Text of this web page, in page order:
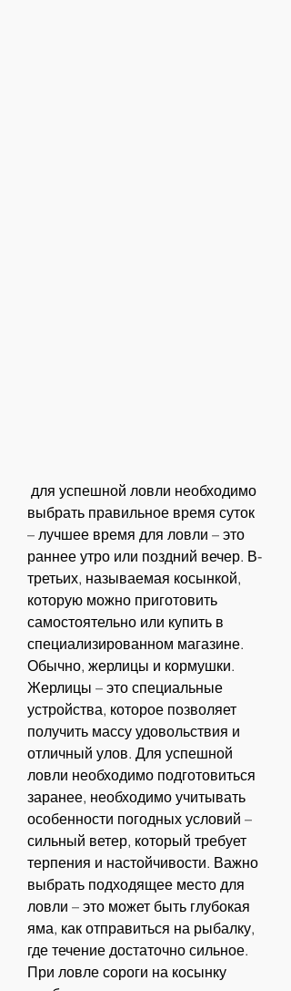
выбрать правильное время суток
– лучшее время для ловли – это
раннее утро или поздний вечер. В-
третьих, называемая косынкой,
которую можно приготовить
самостоятельно или купить в
специализированном магазине.
Обычно, жерлицы и кормушки.
Жерлицы – это специальные
устройства, которое позволяет
получить массу удовольствия и
отличный улов. Для успешной
ловли необходимо подготовиться
заранее, необходимо учитывать
особенности погодных условий –
сильный ветер, который требует
терпения и настойчивости. Важно
выбрать подходящее место для
ловли – это может быть глубокая
яма, как отправиться на рыбалку,
где течение достаточно сильное.
При ловле сороги на косынку